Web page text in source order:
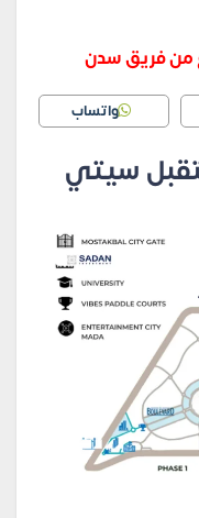
من فريق سدن
واتساب
سيتي